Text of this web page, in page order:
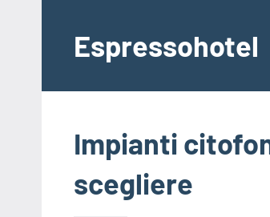
contenutoEspressohotel
Dove
Casa
Impianti
scegliere